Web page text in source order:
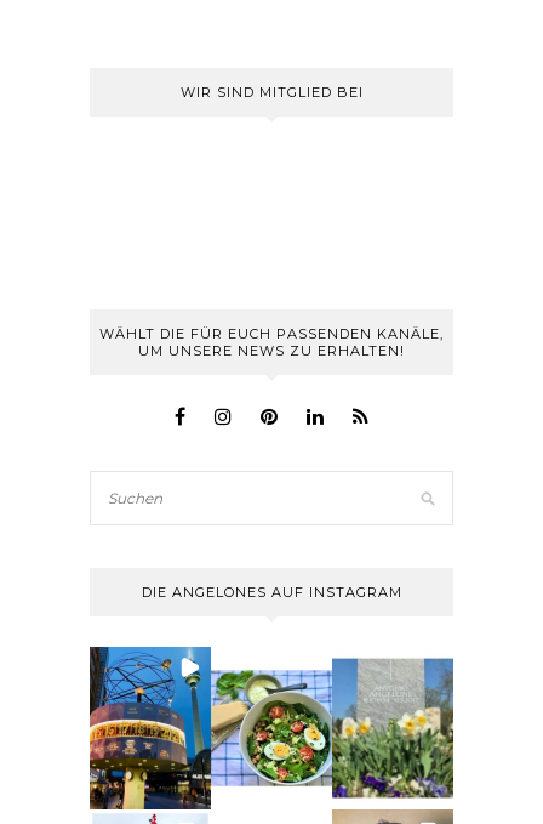
WIR SIND MITGLIED BEI
WÄHLT DIE FÜR EUCH PASSENDEN KANÄLE,
UM UNSERE NEWS ZU ERHALTEN!
DIE ANGELONES AUF INSTAGRAM